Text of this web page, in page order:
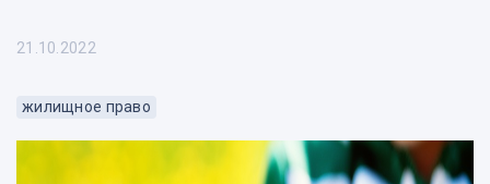
21.10.2022
жилищное право